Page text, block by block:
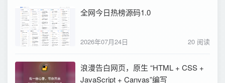
全网今日热榜源码1.0
2026年07月24日 20 阅读
浪漫告白网页，原生 “HTML + CSS +
JavaScript + Canvas”编写